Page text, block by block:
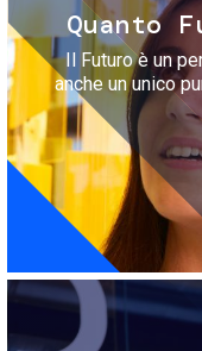
Quanto
Il Futuro è un
anche un unico